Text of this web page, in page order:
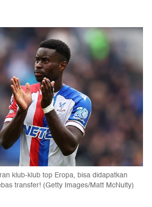
klub-klub top Eropa, bisa didapatkan
transfer! (Getty Images/Matt McNulty)